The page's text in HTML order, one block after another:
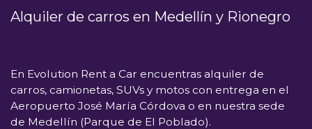
Alquiler de carros en Medellín y Rionegro
En Evolution Rent a Car encuentras alquiler de
carros, camionetas, SUVs y motos con entrega en el
Aeropuerto José María Córdova o en nuestra sede
de Medellín (Parque de El Poblado).